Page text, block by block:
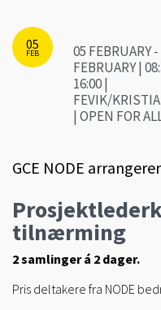
05
FEB
05 FEBRUARY
FEBRUARY |
16:00 |
FEVIK/
| OPEN FOR
GCE NODE
tilnærming
2 samlinger á 2 dager.
Pris deltakere fra NODE